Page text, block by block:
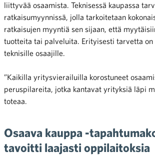
liittyvää osaamista. Teknisessä kaupassa
ratkaisumyynnissä, jolla tarkoitetaan
ratkaisujen myyntiä sen sijaan, että
tuotteita tai palveluita. Erityisesti tarvetta
teknisille osaajille.
”Kaikilla yritysvierailuilla korostuneet
peruspilareita, jotka kantavat yrityksiä läpi
toteaa.
Osaava kauppa -
tavoitti laajasti oppilaitoksia